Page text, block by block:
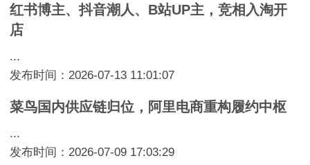
红书博主、抖音潮人、B站UP主，竞相入淘开
店
...
发布时间：2026-07-13 11:01:07
菜鸟国内供应链归位，阿里电商重构履约中枢
...
发布时间：2026-07-09 17:03:29